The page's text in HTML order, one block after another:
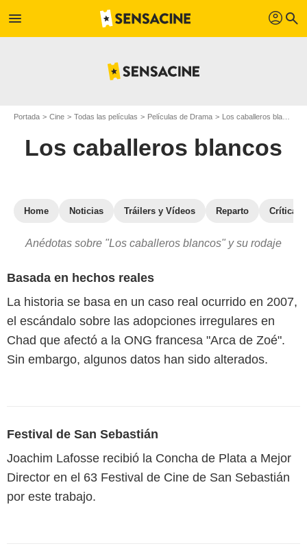
menu profil search
Portada Cine Todas las películas Películas de Drama Los caballeros blancos
Los caballeros blancos
Home Noticias Tráilers y Vídeos Reparto Críticas
Anédotas sobre "Los caballeros blancos" y su rodaje
Basada en hechos reales
La historia se basa en un caso real ocurrido en 2007,
el escándalo sobre las adopciones irregulares en
Chad que afectó a la ONG francesa "Arca de Zoé".
Sin embargo, algunos datos han sido alterados.
Festival de San Sebastián
Joachim Lafosse recibió la Concha de Plata a Mejor
Director en el 63 Festival de Cine de San Sebastián
por este trabajo.